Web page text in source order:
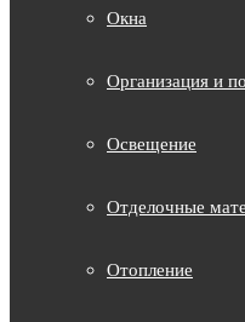
Окна
Организация и
Освещение
Отделочные
Отопление